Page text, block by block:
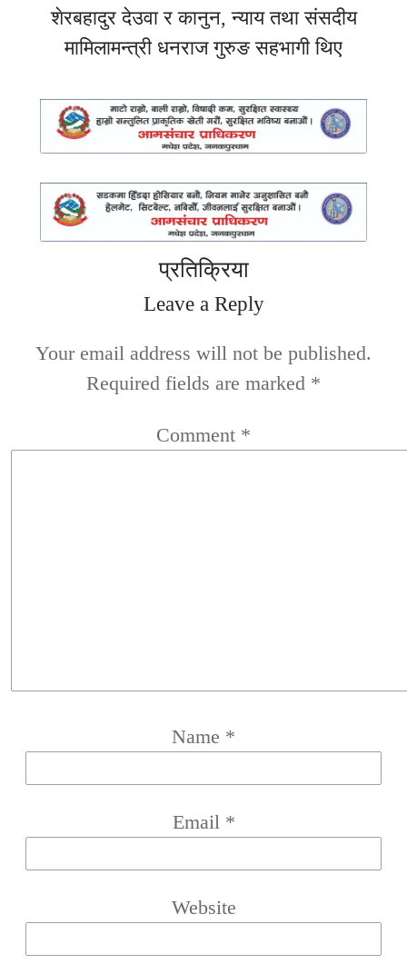
शेरबहादुर देउवा र कानुन, न्याय तथा संसदीय
मामिलामन्त्री धनराज गुरुङ सहभागी थिए
प्रतिक्रिया
Leave a Reply
Your email address will not be published.
Required fields are marked *
Comment *
Name *
Email *
Website